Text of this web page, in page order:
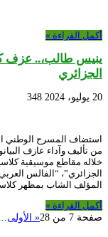
أكمل القراءة »
ينيس طالب،.. عزف
الجزائري
20 يوليو، 2024 348
استضاف المسرح الوطني
خلاله مقاطع موسيقية
الجزائري”، “الفالس
المؤلف الشاب بمظهر
أكمل القراءة »
صفحة 7 من 28
« الأولى...